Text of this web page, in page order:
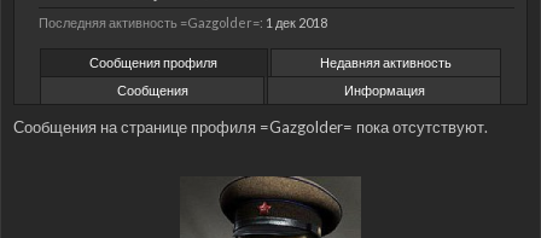
Последняя активность =Gazgolder=: 1 дек 2018
Сообщения профиля
Недавняя активность
Сообщения
Информация
Сообщения на странице профиля =Gazgolder= пока отсутствуют.